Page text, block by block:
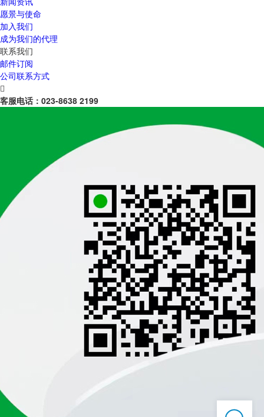
愿景与使命
加入我们
成为我们的代理
联系我们
邮件订阅
公司联系方式

客服电话： 023-8638 2199